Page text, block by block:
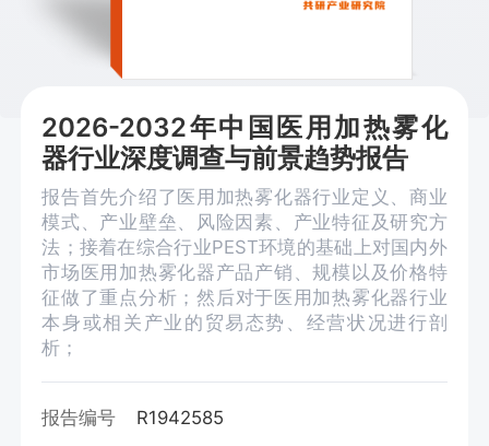
2026-2032年中国医用加热雾化
器行业深度调查与前景趋势报告
报告首先介绍了医用加热雾化器行业定义、商业
模式、产业壁垒、风险因素、产业特征及研究方
法；接着在综合行业PEST环境的基础上对国内外
市场医用加热雾化器产品产销、规模以及价格特
征做了重点分析；然后对于医用加热雾化器行业
本身或相关产业的贸易态势、经营状况进行剖
析；
报告编号 R1942585